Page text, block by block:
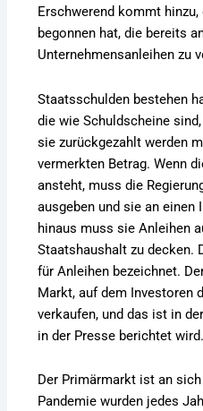
Erschwerend kommt
begonnen hat, die bereits
Unternehmensanleihen zu
Staatsschulden bestehen
die wie Schuldscheine
sie zurückgezahlt werden
vermerkten Betrag. Wenn
ansteht, muss die
ausgeben und sie an einen
hinaus muss sie Anleihen
Staatshaushalt zu decken.
für Anleihen bezeichnet.
Markt, auf dem Investoren
verkaufen, und das ist in
in der Presse berichtet wird.
Der Primärmarkt ist an
Pandemie wurden jedes